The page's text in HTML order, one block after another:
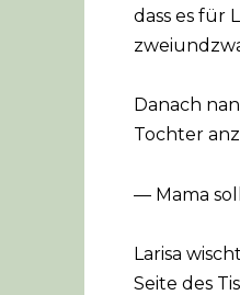
dass es für
Danach
Tochter
— Mama
Larisa
Seite des